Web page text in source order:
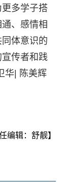
多学子搭
、感情相
体意识的
传者和践
华| 陈美辉
编辑：舒靓】